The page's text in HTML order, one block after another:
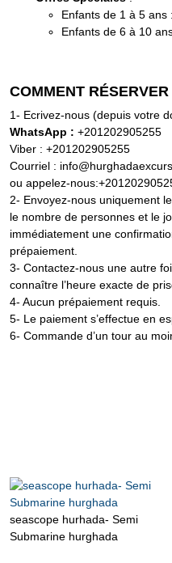
Enfants de 1 à 5 ans
Enfants de 6 à 10
COMMENT
1- Ecrivez-nous (depuis votre
WhatsApp : +201202905255
Viber : +201202905255
Courriel :
ou appelez-
2- Envoyez-nous uniquement
le nombre de personnes et le
immédiatement une
prépaiement.
3- Contactez-nous une autre
connaître l’heure exacte de
4- Aucun prépaiement requis.
5- Le paiement s’effectue en
6- Commande d’un tour au
seascope hurhada- Semi
Submarine hurghada